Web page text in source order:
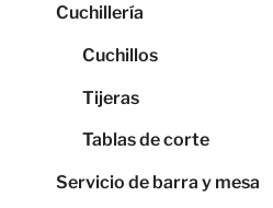
Cuchillería
Cuchillos
Tijeras
Tablas de corte
Servicio de barra y mesa